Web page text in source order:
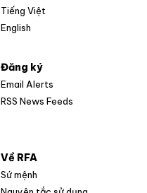
Tiếng Việt
English
Đăng ký
Email Alerts
RSS News Feeds
Về RFA
Sứ mệnh